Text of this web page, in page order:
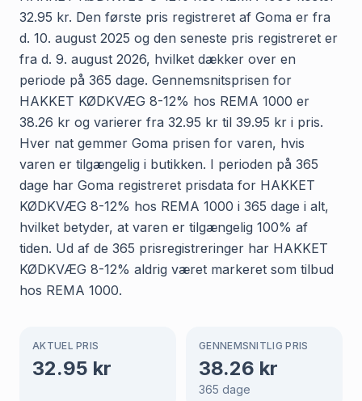
32.95 kr. Den første pris registreret af Goma er fra
d. 10. august 2025 og den seneste pris registreret er
fra d. 9. august 2026, hvilket dækker over en
periode på 365 dage. Gennemsnitsprisen for
HAKKET KØDKVÆG 8-12% hos REMA 1000 er
38.26 kr og varierer fra 32.95 kr til 39.95 kr i pris.
Hver nat gemmer Goma prisen for varen, hvis
varen er tilgængelig i butikken. I perioden på 365
dage har Goma registreret prisdata for HAKKET
KØDKVÆG 8-12% hos REMA 1000 i 365 dage i alt,
hvilket betyder, at varen er tilgængelig 100% af
tiden. Ud af de 365 prisregistreringer har HAKKET
KØDKVÆG 8-12% aldrig været markeret som tilbud
hos REMA 1000.
AKTUEL PRIS
32.95 kr
GENNEMSNITLIG PRIS
38.26 kr
365 dage